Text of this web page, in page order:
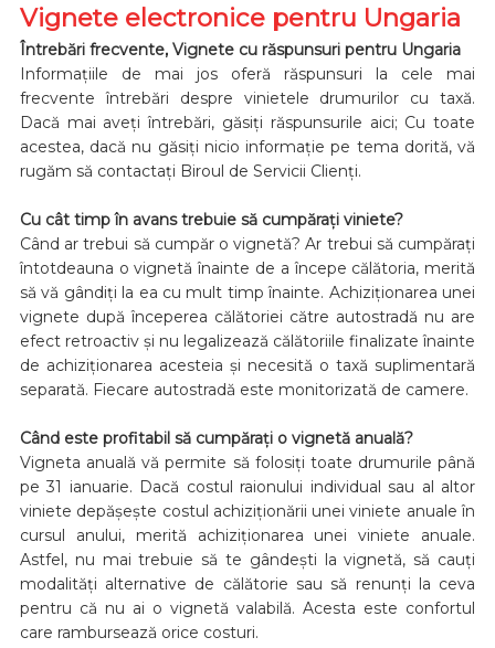
Vignete electronice pentru Ungaria
Întrebări frecvente, Vignete cu răspunsuri pentru Ungaria
Informațiile de mai jos oferă răspunsuri la cele mai
frecvente întrebări despre vinietele drumurilor cu taxă.
Dacă mai aveți întrebări, găsiți răspunsurile aici; Cu toate
acestea, dacă nu găsiți nicio informație pe tema dorită, vă
rugăm să contactați Biroul de Servicii Clienți.
Cu cât timp în avans trebuie să cumpărați viniete?
Când ar trebui să cumpăr o vignetă? Ar trebui să cumpărați
întotdeauna o vignetă înainte de a începe călătoria, merită
să vă gândiți la ea cu mult timp înainte. Achiziționarea unei
vignete după începerea călătoriei către autostradă nu are
efect retroactiv și nu legalizează călătoriile finalizate înainte
de achiziționarea acesteia și necesită o taxă suplimentară
separată. Fiecare autostradă este monitorizată de camere.
Când este profitabil să cumpărați o vignetă anuală?
Vigneta anuală vă permite să folosiți toate drumurile până
pe 31 ianuarie. Dacă costul raionului individual sau al altor
viniete depășește costul achiziționării unei viniete anuale în
cursul anului, merită achiziționarea unei viniete anuale.
Astfel, nu mai trebuie să te gândești la vignetă, să cauți
modalități alternative de călătorie sau să renunți la ceva
pentru că nu ai o vignetă valabilă. Acesta este confortul
care rambursează orice costuri.